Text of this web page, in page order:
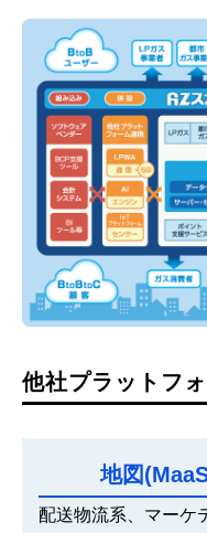
他社プラットフ
地図
配送物流系、マーケ